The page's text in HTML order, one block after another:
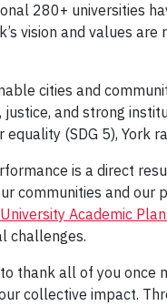
280+ universities
vision and values
cities and
justice, and strong
equality (SDG 5), York
is a direct
communities and our
University Academic
challenges.
thank all of you once
collective impact.